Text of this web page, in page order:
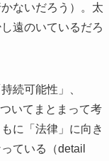
ないだろう）。太
遠のいているだろ
続可能性」、
いてまとまって考
に「法律」に向き
ている（detail